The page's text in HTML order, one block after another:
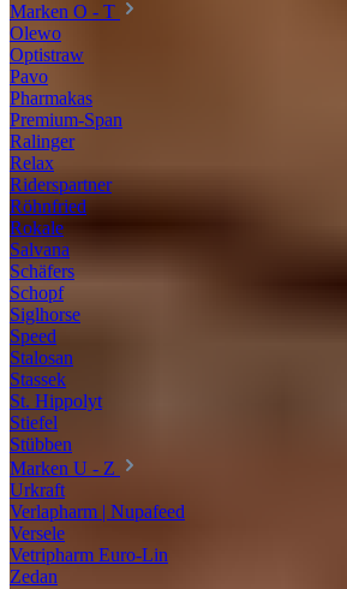
Marken O - T
Olewo
Optistraw
Pavo
Pharmakas
Premium-Span
Ralinger
Relax
Riderspartner
Röhnfried
Rokale
Salvana
Schäfers
Schopf
Siglhorse
Speed
Stalosan
Stassek
St. Hippolyt
Stiefel
Stübben
Marken U - Z
Urkraft
Verlapharm | Nupafeed
Versele
Vetripharm Euro-Lin
Zedan